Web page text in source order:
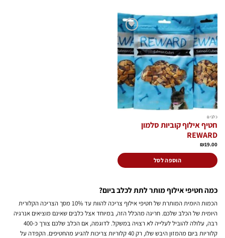
הוסף
לרשימת
המשאלות
כלבים
חטיף אילוף קוביות סלמון
REWARD
₪19.00
הוספה לסל
כמה חטיפי אילוף מותר לתת לכלב ביום?
הכמות היומית המותרת של חטיפי אילוף צריכה להוות עד 10% מסך הצריכה הקלורית
היומית של הכלב שלכם. חריגה מהכלל הזה, במיוחד אצל כלבים שאינם מוציאים אנרגיה
רבה, עלולה להוביל לעלייה לא רצויה במשקל. לדוגמה, אם הכלב שלכם צורך כ-400
קלוריות ביום מהמזון היבש שלו, רק 40 קלוריות צריכות להגיע מהחטיפים. הקפדה על